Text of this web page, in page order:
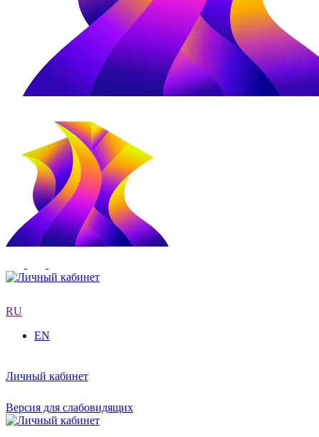
RU
EN
Личный кабинет
Версия для слабовидящих